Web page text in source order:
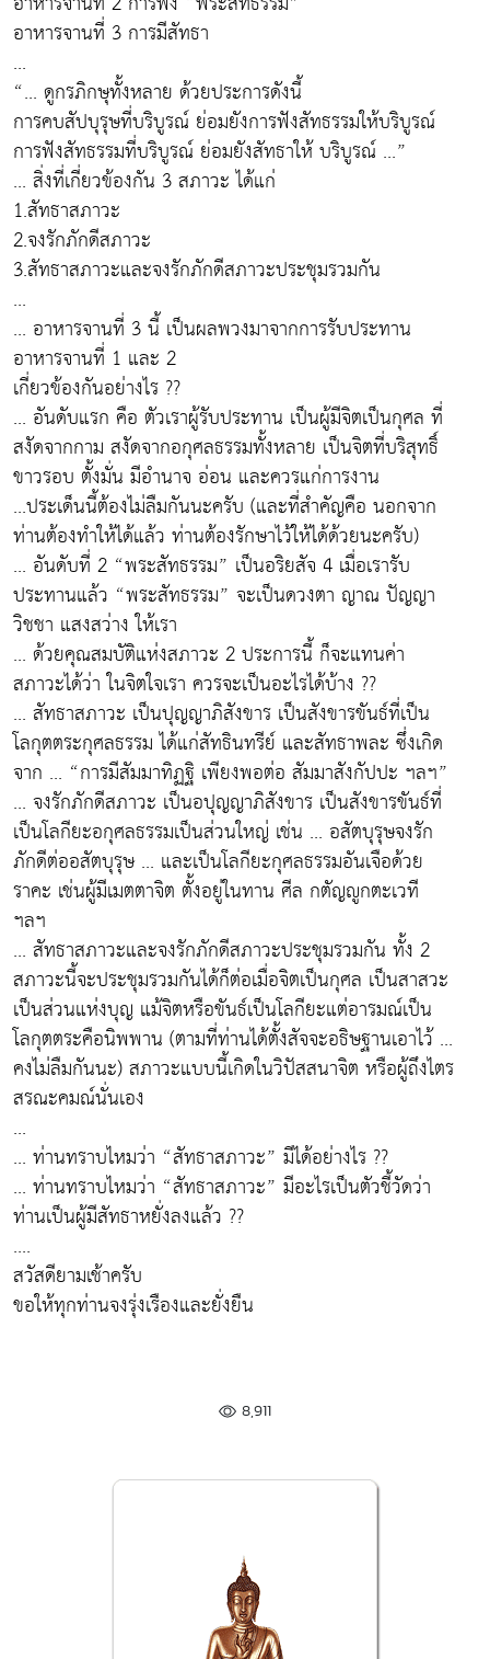
อาหารจานที่ 3 การมีสัทธา
...
“... ดูกรภิกษุทั้งหลาย ด้วยประการดังนี้
การคบสัปบุรุษที่บริบูรณ์ ย่อมยังการฟังสัทธรรมให้บริบูรณ์
การฟังสัทธรรมที่บริบูรณ์ ย่อมยังสัทธาให้ บริบูรณ์ ...”
... สิ่งที่เกี่ยวข้องกัน 3 สภาวะ ได้แก่
1.สัทธาสภาวะ
2.จงรักภักดีสภาวะ
3.สัทธาสภาวะและจงรักภักดีสภาวะประชุมรวมกัน
...
... อาหารจานที่ 3 นี้ เป็นผลพวงมาจากการรับประทาน
อาหารจานที่ 1 และ 2
เกี่ยวข้องกันอย่างไร ??
... อันดับแรก คือ ตัวเราผู้รับประทาน เป็นผู้มีจิตเป็นกุศล ที่
สงัดจากกาม สงัดจากอกุศลธรรมทั้งหลาย เป็นจิตที่บริสุทธิ์
ขาวรอบ ตั้งมั่น มีอำนาจ อ่อน และควรแก่การงาน
...ประเด็นนี้ต้องไม่ลืมกันนะครับ (และที่สำคัญคือ นอกจาก
ท่านต้องทำให้ได้แล้ว ท่านต้องรักษาไว้ให้ได้ด้วยนะครับ)
... อันดับที่ 2 “พระสัทธรรม” เป็นอริยสัจ 4 เมื่อเรารับ
ประทานแล้ว “พระสัทธรรม” จะเป็นดวงตา ญาณ ปัญญา
วิชชา แสงสว่าง ให้เรา
... ด้วยคุณสมบัติแห่งสภาวะ 2 ประการนี้ ก็จะแทนค่า
สภาวะได้ว่า ในจิตใจเรา ควรจะเป็นอะไรได้บ้าง ??
... สัทธาสภาวะ เป็นปุญญาภิสังขาร เป็นสังขารขันธ์ที่เป็น
โลกุตตระกุศลธรรม ได้แก่สัทธินทรีย์ และสัทธาพละ ซึ่งเกิด
จาก ... “การมีสัมมาทิฏฐิ เพียงพอต่อ สัมมาสังกัปปะ ฯลฯ”
... จงรักภักดีสภาวะ เป็นอปุญญาภิสังขาร เป็นสังขารขันธ์ที่
เป็นโลกียะอกุศลธรรมเป็นส่วนใหญ่ เช่น ... อสัตบุรุษจงรัก
ภักดีต่ออสัตบุรุษ ... และเป็นโลกียะกุศลธรรมอันเจือด้วย
ราคะ เช่นผู้มีเมตตาจิต ตั้งอยู่ในทาน ศีล กตัญญูกตะเวที
ฯลฯ
... สัทธาสภาวะและจงรักภักดีสภาวะประชุมรวมกัน ทั้ง 2
สภาวะนี้จะประชุมรวมกันได้ก็ต่อเมื่อจิตเป็นกุศล เป็นสาสวะ
เป็นส่วนแห่งบุญ แม้จิตหรือขันธ์เป็นโลกียะแต่อารมณ์เป็น
โลกุตตระคือนิพพาน (ตามที่ท่านได้ตั้งสัจจะอธิษฐานเอาไว้ ...
คงไม่ลืมกันนะ) สภาวะแบบนี้เกิดในวิปัสสนาจิต หรือผู้ถึงไตร
สรณะคมณ์นั่นเอง
...
... ท่านทราบไหมว่า “สัทธาสภาวะ” มีได้อย่างไร ??
... ท่านทราบไหมว่า “สัทธาสภาวะ” มีอะไรเป็นตัวชี้วัดว่า
ท่านเป็นผู้มีสัทธาหยั่งลงแล้ว ??
....
สวัสดียามเช้าครับ
ขอให้ทุกท่านจงรุ่งเรืองและยั่งยืน
8,911